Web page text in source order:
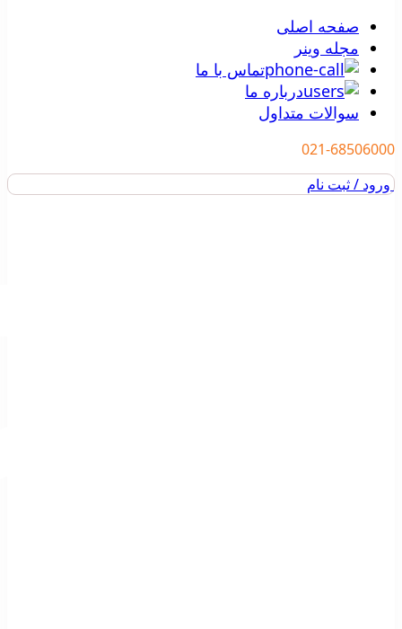
صفحه اصلی
مجله وینر
تماس با ما
درباره ما
سوالات متداول
021-68506000
ورود / ثبت نام